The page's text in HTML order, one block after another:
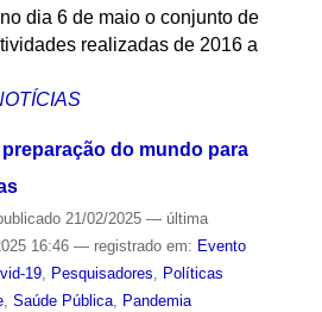
dia 6 de maio o conjunto de
realizadas de 2016 a
do mundo para
21/02/2025 — última
16:46 — registrado em: Evento
19, Pesquisadores, Políticas
, Saúde Pública, Pandemia